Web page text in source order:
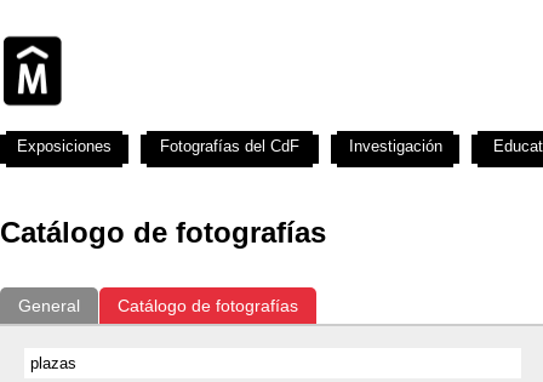
Catálogo de fotografías
General Catálogo de fotografías
Exposiciones Fotografías del CdF Investigación